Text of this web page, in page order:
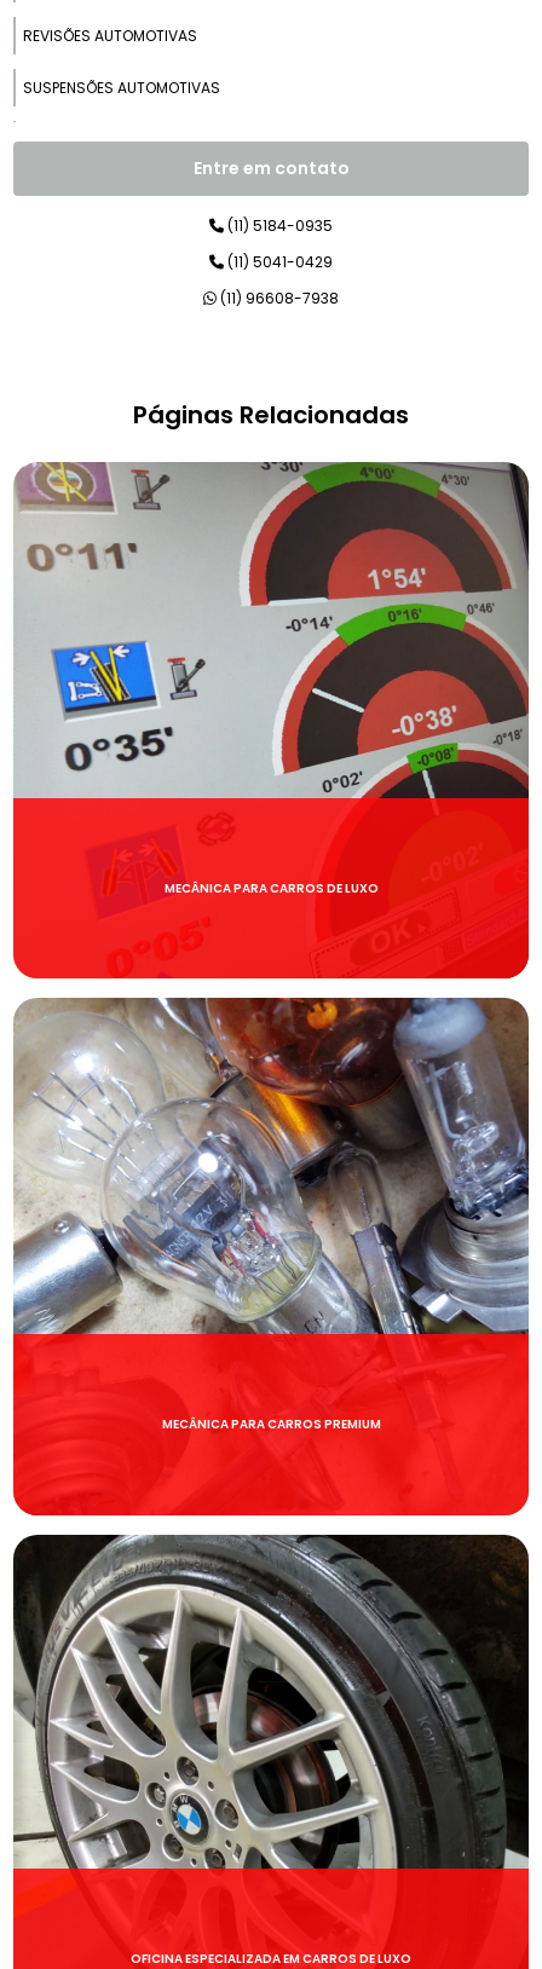
REVISÕES AUTOMOTIVAS
SUSPENSÕES AUTOMOTIVAS
TROCA DE ÓLEOS
MANUTENÇÃO DE BLINDADOS
OFICINA PARA CARROS PREMIUM
Entre em contato
(11) 5184-0935
(11) 5041-0429
(11) 96608-7938
Páginas Relacionadas
MECÂNICA PARA CARROS DE LUXO
MECÂNICA PARA CARROS PREMIUM
OFICINA ESPECIALIZADA EM CARROS DE LUXO